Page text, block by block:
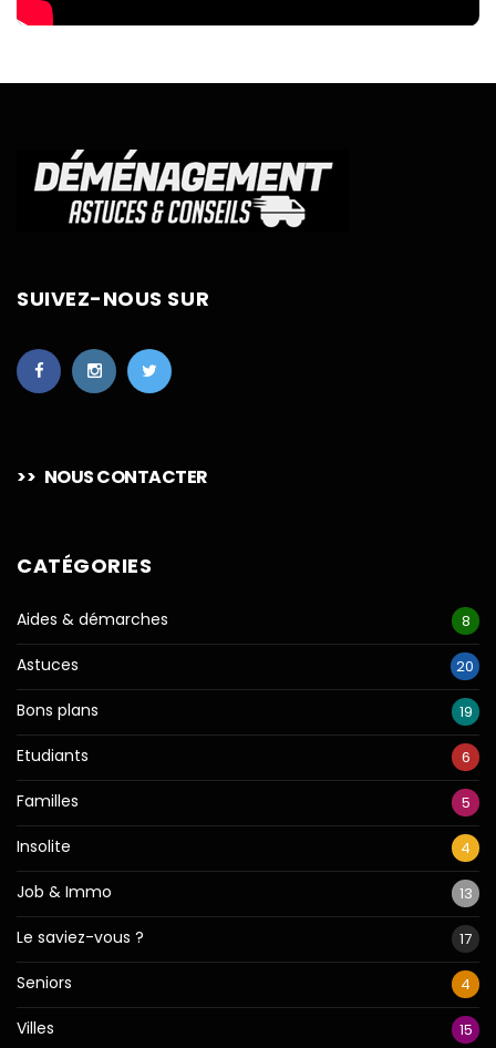
SUIVEZ-NOUS SUR
>> NOUS CONTACTER
CATÉGORIES
Aides & démarches 8
Astuces 20
Bons plans 19
Etudiants 6
Familles 5
Insolite 4
Job & Immo 13
Le saviez-vous ? 17
Seniors 4
Villes 15